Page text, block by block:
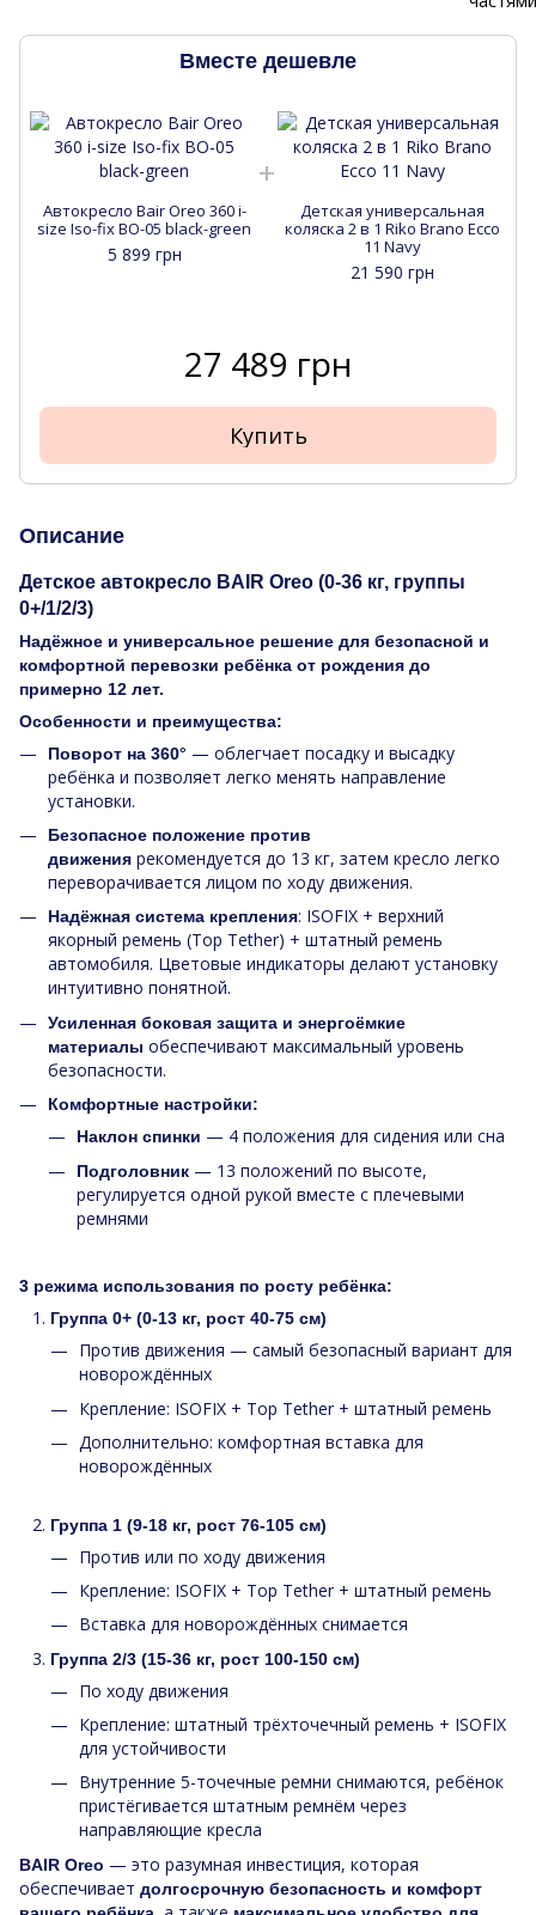
Вместе дешевле
Автокресло Bair Oreo 360 i-
size Iso-fix BO-05 black-green
5 899 грн
Детская универсальная
коляска 2 в 1 Riko Brano Ecco
11 Navy
21 590 грн
27 489 грн
Купить
Описание
Детское автокресло BAIR Oreo (0-36 кг, группы
0+/1/2/3)
Надёжное и универсальное решение для безопасной и
комфортной перевозки ребёнка от рождения до
примерно 12 лет.
Особенности и преимущества:
Поворот на 360° — облегчает посадку и высадку
ребёнка и позволяет легко менять направление
установки.
Безопасное положение против
движения рекомендуется до 13 кг, затем кресло легко
переворачивается лицом по ходу движения.
Надёжная система крепления: ISOFIX + верхний
якорный ремень (Top Tether) + штатный ремень
автомобиля. Цветовые индикаторы делают установку
интуитивно понятной.
Усиленная боковая защита и энергоёмкие
материалы обеспечивают максимальный уровень
безопасности.
Комфортные настройки:
Наклон спинки — 4 положения для сидения или сна
Подголовник — 13 положений по высоте,
регулируется одной рукой вместе с плечевыми
ремнями
3 режима использования по росту ребёнка:
Группа 0+ (0-13 кг, рост 40-75 см)
Против движения — самый безопасный вариант для
новорождённых
Крепление: ISOFIX + Top Tether + штатный ремень
Дополнительно: комфортная вставка для
новорождённых
Группа 1 (9-18 кг, рост 76-105 см)
Против или по ходу движения
Крепление: ISOFIX + Top Tether + штатный ремень
Вставка для новорождённых снимается
Группа 2/3 (15-36 кг, рост 100-150 см)
По ходу движения
Крепление: штатный трёхточечный ремень + ISOFIX
для устойчивости
Внутренние 5-точечные ремни снимаются, ребёнок
пристёгивается штатным ремнём через
направляющие кресла
BAIR Oreo — это разумная инвестиция, которая
обеспечивает долгосрочную безопасность и комфорт